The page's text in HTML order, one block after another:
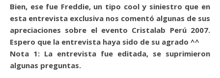
Bien, ese fue Freddie, un tipo cool y siniestro que en
esta entrevista exclusiva nos comentó algunas de sus
apreciaciones sobre el evento Cristalab Perú 2007.
Espero que la entrevista haya sido de su agrado ^^
Nota 1: La entrevista fue editada, se suprimieron
algunas preguntas.